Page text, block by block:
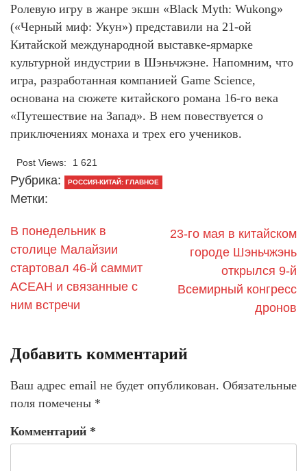
Ролевую игру в жанре экшн «Black Myth: Wukong»
(«Черный миф: Укун») представили на 21-ой
Китайской международной выставке-ярмарке
культурной индустрии в Шэньчжэне. Напомним, что
игра, разработанная компанией Game Science,
основана на сюжете китайского романа 16-го века
«Путешествие на Запад». В нем повествуется о
приключениях монаха и трех его учеников.
Post Views: 1 621
Рубрика: РОССИЯ-КИТАЙ: ГЛАВНОЕ
Метки:
В понедельник в
столице Малайзии
стартовал 46-й саммит
АСЕАН и связанные с
ним встречи
23-го мая в китайском
городе Шэньчжэнь
открылся 9-й
Всемирный конгресс
дронов
Добавить комментарий
Ваш адрес email не будет опубликован. Обязательные
поля помечены *
Комментарий *